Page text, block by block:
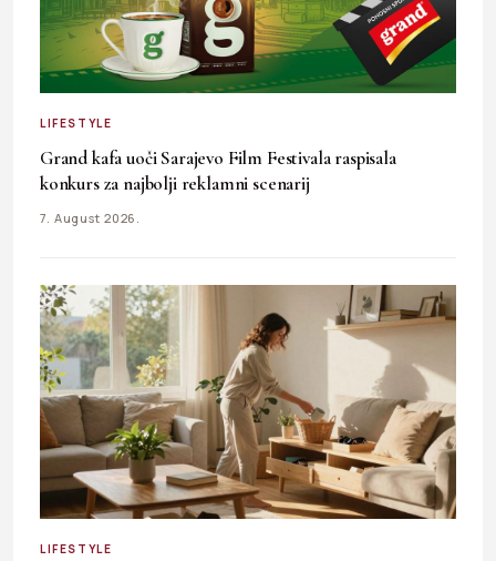
LIFESTYLE
Grand kafa uoči Sarajevo Film Festivala raspisala
konkurs za najbolji reklamni scenarij
7. August 2026.
LIFESTYLE